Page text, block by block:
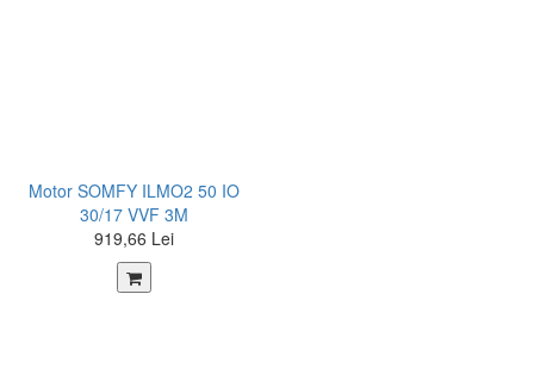
Motor SOMFY ILMO2 50 IO
30/17 VVF 3M
919,66 Lei